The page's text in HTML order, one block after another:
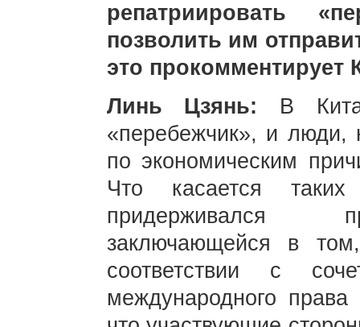
репатриировать
позволить им
это прокомментирует
Линь Цзянь: В
«перебежчик», и люди,
по экономическим
Что касается
придерживался
заключающейся в
соответствии с
международного